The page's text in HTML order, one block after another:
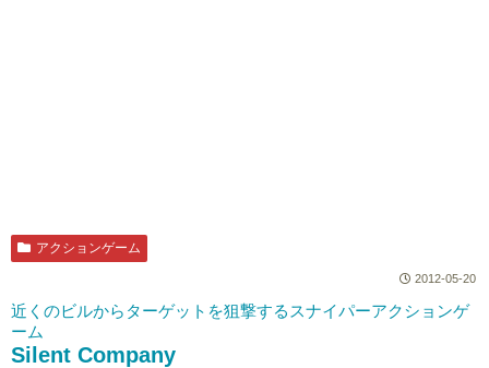
アクションゲーム
2012-05-20
近くのビルからターゲットを狙撃するスナイパーアクションゲ
ーム
Silent Company